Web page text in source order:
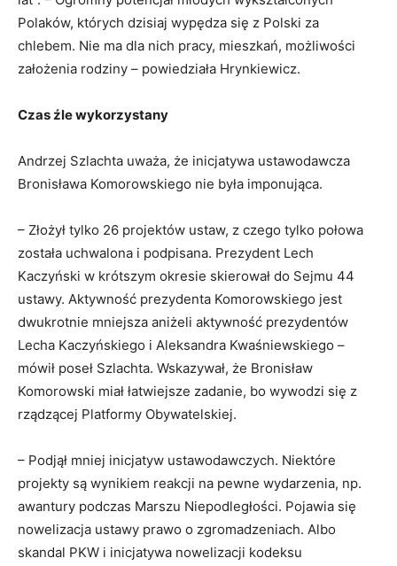
Polaków, których dzisiaj wypędza się z Polski za
chlebem. Nie ma dla nich pracy, mieszkań, możliwości
założenia rodziny – powiedziała Hrynkiewicz.
Czas źle wykorzystany
Andrzej Szlachta uważa, że inicjatywa ustawodawcza
Bronisława Komorowskiego nie była imponująca.
– Złożył tylko 26 projektów ustaw, z czego tylko połowa
została uchwalona i podpisana. Prezydent Lech
Kaczyński w krótszym okresie skierował do Sejmu 44
ustawy. Aktywność prezydenta Komorowskiego jest
dwukrotnie mniejsza aniżeli aktywność prezydentów
Lecha Kaczyńskiego i Aleksandra Kwaśniewskiego –
mówił poseł Szlachta. Wskazywał, że Bronisław
Komorowski miał łatwiejsze zadanie, bo wywodzi się z
rządzącej Platformy Obywatelskiej.
– Podjął mniej inicjatyw ustawodawczych. Niektóre
projekty są wynikiem reakcji na pewne wydarzenia, np.
awantury podczas Marszu Niepodległości. Pojawia się
nowelizacja ustawy prawo o zgromadzeniach. Albo
skandal PKW i inicjatywa nowelizacji kodeksu